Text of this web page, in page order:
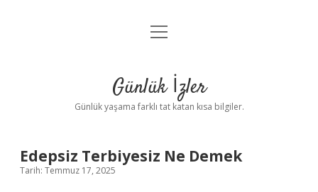
Anasayfa
Yasal Uyarı
menüyü
Günlük İzler
Günlük yaşama farklı tat katan kısa bilgiler.
Edepsiz Terbiyesiz Ne Demek
Tarih: Temmuz 17, 2025